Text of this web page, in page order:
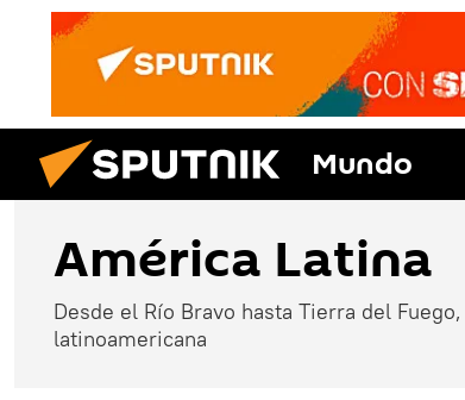
Mundo
América Latina
Desde el Río Bravo hasta Tierra del
latinoamericana